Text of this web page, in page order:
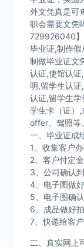
外文凭真是可
职会需要文凭
729926040】
毕业证,制作
制做毕业证文
认证,使馆认
明,留学生认
认证,留学生
学生卡（证）
offer、驾照等。
一、毕业证成
1、收集客户办
2、客户付定金
3、公司确认
4、电子图做
5、电子图确
6、成品做好
7、快递给客
二、真实网上